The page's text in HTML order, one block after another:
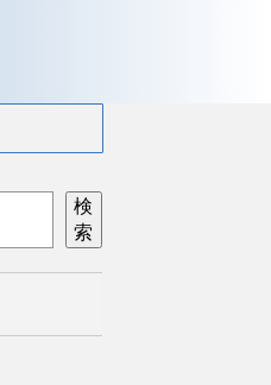
検
索